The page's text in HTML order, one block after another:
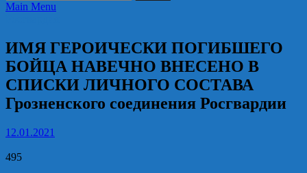
Main Menu
ИМЯ ГЕРОИЧЕСКИ ПОГИБШЕГО
БОЙЦА НАВЕЧНО ВНЕСЕНО В
СПИСКИ ЛИЧНОГО СОСТАВА
Грозненского соединения Росгвардии
12.01.2021
495